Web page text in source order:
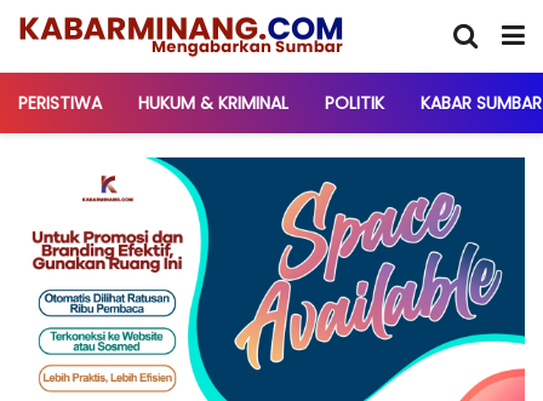
PERISTIWA HUKUM & KRIMINAL POLITIK KABAR SUMBAR